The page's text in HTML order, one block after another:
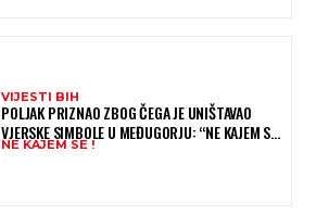
VIJESTI BIH
POLJAK PRIZNAO ZBOG ČEGA JE UNIŠTAVAO
VJERSKE SIMBOLE U MEĐUGORJU: “NE KAJEM SE I
PONOVIO BIH SVE”
NE KAJEM SE !